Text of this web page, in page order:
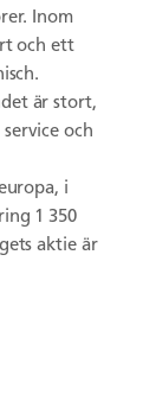
Inom
och ett
är stort,
och
i
1 350
aktie är